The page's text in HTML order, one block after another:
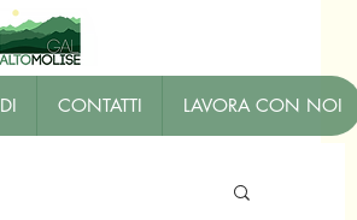
CONTATTI LAVORA CON NOI